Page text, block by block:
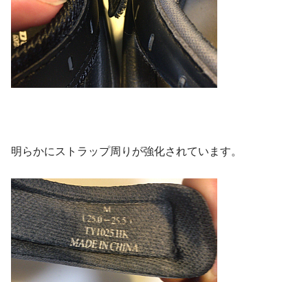
明らかにストラップ周りが強化されています。